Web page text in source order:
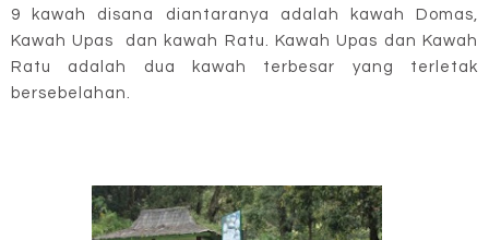
9 kawah disana diantaranya adalah kawah Domas,
Kawah Upas dan kawah Ratu. Kawah Upas dan Kawah
Ratu adalah dua kawah terbesar yang terletak
bersebelahan.